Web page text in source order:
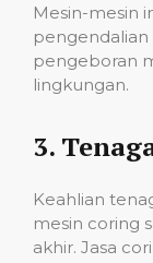
Mesin-mesin
pengendalian
pengeboran
lingkungan.
3.
Keahlian
mesin coring
akhir. Jasa